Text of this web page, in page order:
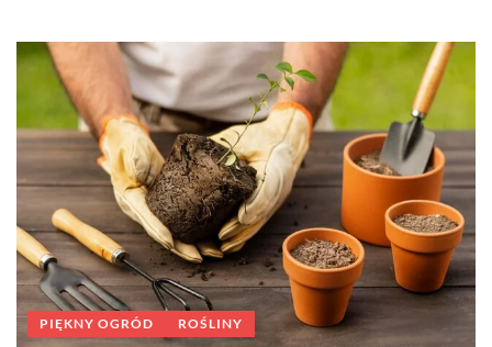
PIĘKNY OGRÓD ROŚLINY